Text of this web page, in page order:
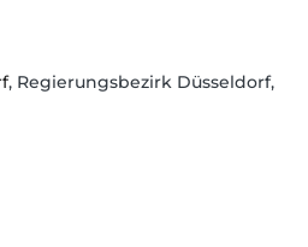
, Regierungsbezirk Düsseldorf,